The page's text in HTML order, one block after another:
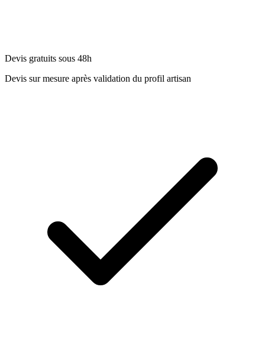
Devis gratuits sous 48h
Devis sur mesure après validation du profil artisan